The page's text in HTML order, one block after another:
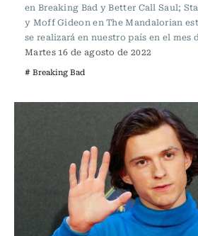
en Breaking Bad y Better Call Saul;
y Moff Gideon en The Mandalorian
se realizará en nuestro país en el mes
Martes 16 de agosto de 2022
# Breaking Bad